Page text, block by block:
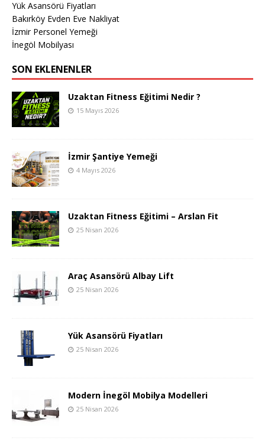
Yük Asansörü Fiyatları
Bakırköy Evden Eve Nakliyat
İzmir Personel Yemeği
İnegöl Mobilyası
SON EKLENENLER
Uzaktan Fitness Eğitimi Nedir ?
15 Mayıs 2026
İzmir Şantiye Yemeği
4 Mayıs 2026
Uzaktan Fitness Eğitimi – Arslan Fit
25 Nisan 2026
Araç Asansörü Albay Lift
25 Nisan 2026
Yük Asansörü Fiyatları
25 Nisan 2026
Modern İnegöl Mobilya Modelleri
25 Nisan 2026